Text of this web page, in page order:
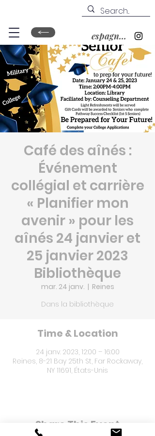
espagnol&nbsp;?
Café des aînés :
Événement
collégial et carrière
« Planifier mon
avenir » pour les
aînés 24 janvier et
25 janvier 2023
Bibliothèque
mar. 24 janv.
  |
Reines
Dans la bibliothèque
Time & Location
24 janv. 2023, 12:00 – 16:00
Reines, 8-21 Bay 25th St, Far Rockaway,
NY 11691, États-Unis
Share This Event